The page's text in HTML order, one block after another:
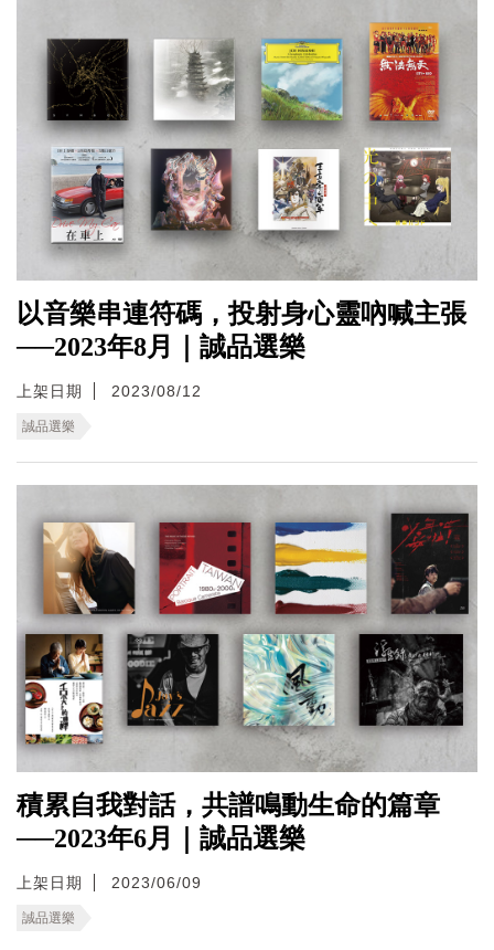
以音樂串連符碼，投射身心靈吶喊主張
──2023年8月｜誠品選樂
上架日期 2023/08/12
誠品選樂
積累自我對話，共譜鳴動生命的篇章
──2023年6月｜誠品選樂
上架日期 2023/06/09
誠品選樂